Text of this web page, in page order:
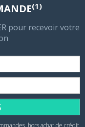
(1)
pour recevoir votre
hors achat de crédit